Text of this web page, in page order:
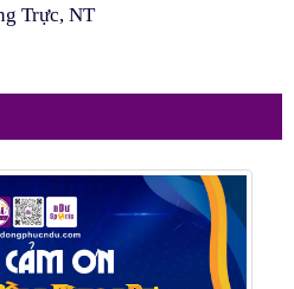
Trực, NT